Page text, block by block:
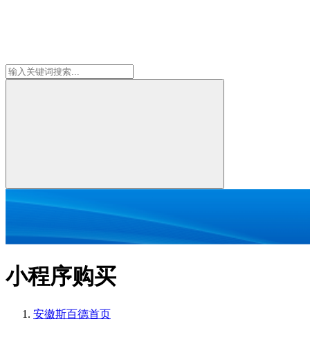
小程序购买
安徽斯百德首页